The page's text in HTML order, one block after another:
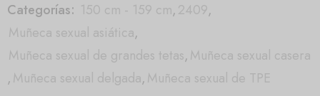
Categorías: 150 cm - 159 cm,2409,
Muñeca sexual asiática,
Muñeca sexual de grandes tetas,Muñeca sexual casera
,Muñeca sexual delgada,Muñeca sexual de TPE